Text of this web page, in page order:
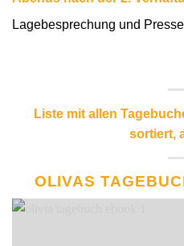
Lagebesprechung und
Liste mit allen
sortiert,
OLIVAS